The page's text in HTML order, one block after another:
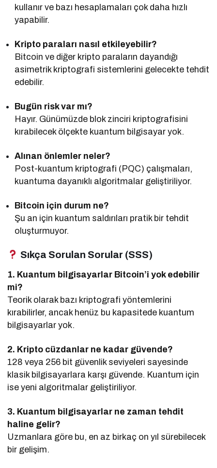
kullanır ve bazı hesaplamaları çok daha hızlı
yapabilir.
Kripto paraları nasıl etkileyebilir?
Bitcoin ve diğer kripto paraların dayandığı
asimetrik kriptografi sistemlerini gelecekte tehdit
edebilir.
Bugün risk var mı?
Hayır. Günümüzde blok zinciri kriptografisini
kırabilecek ölçekte kuantum bilgisayar yok.
Alınan önlemler neler?
Post-kuantum kriptografi (PQC) çalışmaları,
kuantuma dayanıklı algoritmalar geliştiriliyor.
Bitcoin için durum ne?
Şu an için kuantum saldırıları pratik bir tehdit
oluşturmuyor.
Sıkça Sorulan Sorular (SSS)
1. Kuantum bilgisayarlar Bitcoin’i yok edebilir
mi?
Teorik olarak bazı kriptografi yöntemlerini
kırabilirler, ancak henüz bu kapasitede kuantum
bilgisayarlar yok.
2. Kripto cüzdanlar ne kadar güvende?
128 veya 256 bit güvenlik seviyeleri sayesinde
klasik bilgisayarlara karşı güvende. Kuantum için
ise yeni algoritmalar geliştiriliyor.
3. Kuantum bilgisayarlar ne zaman tehdit
haline gelir?
Uzmanlara göre bu, en az birkaç on yıl sürebilecek
bir gelişim.